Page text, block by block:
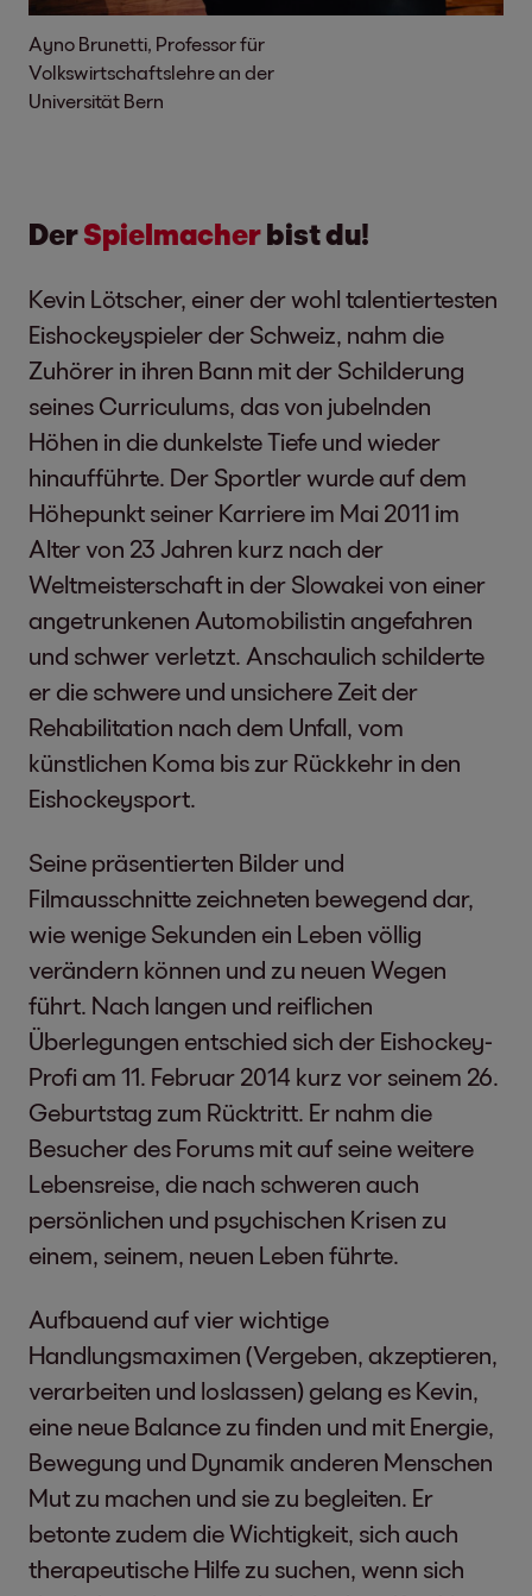
Ayno Brunetti, Professor für
Volkswirtschaftslehre an der
Universität Bern
DerSpielmacherbist du!
Kevin Lötscher, einer der wohl talentiertesten
Eishockeyspieler der Schweiz, nahm die
Zuhörer in ihren Bann mit der Schilderung
seines Curriculums, das von jubelnden
Höhen in die dunkelste Tiefe und wieder
hinaufführte. Der Sportler wurde auf dem
Höhepunkt seiner Karriere im Mai 2011 im
Alter von 23 Jahren kurz nach der
Weltmeisterschaft in der Slowakei von einer
angetrunkenen Automobilistin angefahren
und schwer verletzt. Anschaulich schilderte
er die schwere und unsichere Zeit der
Rehabilitation nach dem Unfall, vom
künstlichen Koma bis zur Rückkehr in den
Eishockeysport.
Seine präsentierten Bilder und
Filmausschnitte zeichneten bewegend dar,
wie wenige Sekunden ein Leben völlig
verändern können und zu neuen Wegen
führt. Nach langen und reiflichen
Überlegungen entschied sich der Eishockey-
Profi am 11. Februar 2014 kurz vor seinem 26.
Geburtstag zum Rücktritt. Er nahm die
Besucher des Forums mit auf seine weitere
Lebensreise, die nach schweren auch
persönlichen und psychischen Krisen zu
einem, seinem, neuen Leben führte.
Aufbauend auf vier wichtige
Handlungsmaximen (Vergeben, akzeptieren,
verarbeiten und loslassen) gelang es Kevin,
eine neue Balance zu finden und mit Energie,
Bewegung und Dynamik anderen Menschen
Mut zu machen und sie zu begleiten. Er
betonte zudem die Wichtigkeit, sich auch
therapeutische Hilfe zu suchen, wenn sich